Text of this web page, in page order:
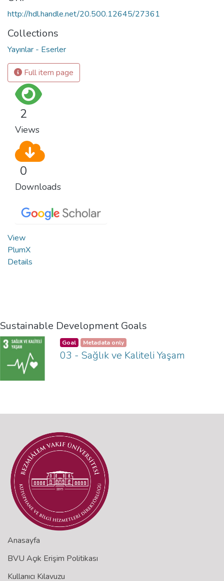
http://hdl.handle.net/20.500.12645/27361
Collections
Yayınlar - Eserler
Full item page
2
Views
0
Downloads
View
PlumX
Details
Sustainable Development Goals
Goal Metadata only
03 - Sağlık ve Kaliteli Yaşam
Anasayfa
BVU Açık Erişim Politikası
Kullanıcı Kılavuzu